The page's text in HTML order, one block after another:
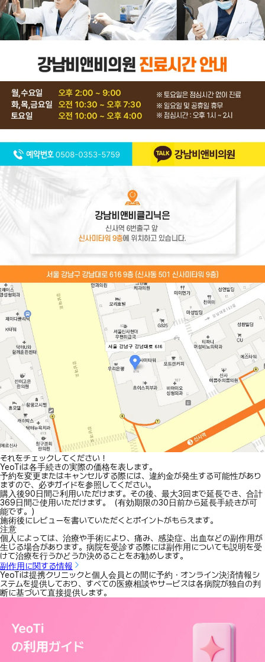
それをチェックしてください！
YeoTiは各手続きの実際の価格を表します。
予約を変更またはキャンセルする際には、違約金が発生する可能性があり
ますので、必ずガイドを参照してください。
購入後90日間ご利用いただけます。その後、最大3回まで延長でき、合計
369日間ご使用いただけます。（有効期限の30日前から延長手続きが可
能です。）
施術後にレビューを書いていただくとポイントがもらえます。
注意
個人によっては、治療や手術により、痛み、感染症、出血などの副作用が
生じる場合があります。病院を受診する際には副作用についても説明を受
けて治療を行うかどうか決めることをお勧めします。
副作用に関する情報
YeoTiは提携クリニックと個人会員との間に予約・オンライン決済情報シ
ステムを提供しており、すべての医療相談やサービスは各病院が独自の判
断に基づいて直接提供します。